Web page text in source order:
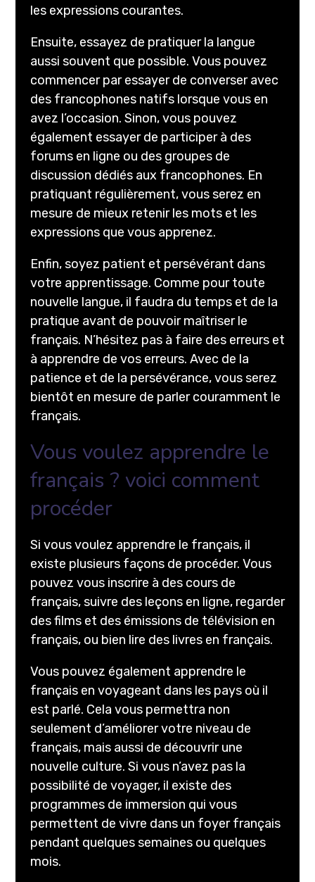
les expressions courantes.
Ensuite, essayez de pratiquer la langue
aussi souvent que possible. Vous pouvez
commencer par essayer de converser avec
des francophones natifs lorsque vous en
avez l’occasion. Sinon, vous pouvez
également essayer de participer à des
forums en ligne ou des groupes de
discussion dédiés aux francophones. En
pratiquant régulièrement, vous serez en
mesure de mieux retenir les mots et les
expressions que vous apprenez.
Enfin, soyez patient et persévérant dans
votre apprentissage. Comme pour toute
nouvelle langue, il faudra du temps et de la
pratique avant de pouvoir maîtriser le
français. N’hésitez pas à faire des erreurs et
à apprendre de vos erreurs. Avec de la
patience et de la persévérance, vous serez
bientôt en mesure de parler couramment le
français.
Vous voulez apprendre le
français ? voici comment
procéder
Si vous voulez apprendre le français, il
existe plusieurs façons de procéder. Vous
pouvez vous inscrire à des cours de
français, suivre des leçons en ligne, regarder
des films et des émissions de télévision en
français, ou bien lire des livres en français.
Vous pouvez également apprendre le
français en voyageant dans les pays où il
est parlé. Cela vous permettra non
seulement d’améliorer votre niveau de
français, mais aussi de découvrir une
nouvelle culture. Si vous n’avez pas la
possibilité de voyager, il existe des
programmes de immersion qui vous
permettent de vivre dans un foyer français
pendant quelques semaines ou quelques
mois.